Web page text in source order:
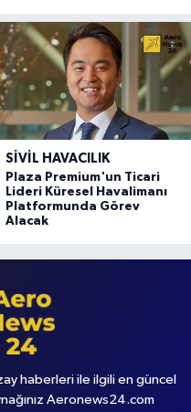
SIVIL HAVACILIK
Plaza Premium'un Ticari
Lideri Küresel Havalimanı
Platformunda Görev
Alacak
haberleri ile ilgili en güncel
Aeronews24.com